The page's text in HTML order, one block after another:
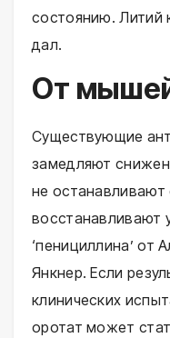
состоянию. Литий
дал.
От
Существующие
замедляют
не останавливают
восстанавливают
‘пенициллина’ от
Янкнер. Если
клинических
оротат может